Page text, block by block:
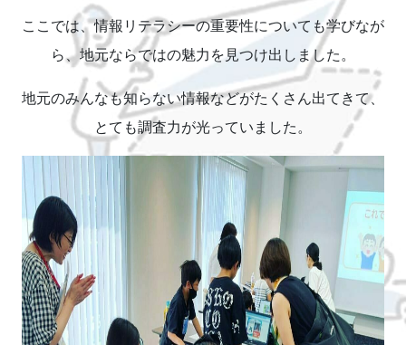
ここでは、情報リテラシーの重要性についても学びなが
ら、地元ならではの魅力を見つけ出しました。
地元のみんなも知らない情報などがたくさん出てきて、
とても調査力が光っていました。